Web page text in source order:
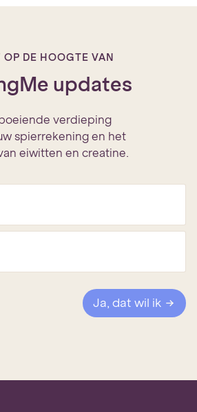
OP DE HOOGTE VAN
updates
verdieping
spierrekening en het
eiwitten en creatine.
Ja, dat wil ik